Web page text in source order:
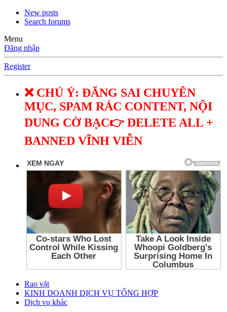
New posts
Search forums
Menu
Đăng nhập
Register
❌ CHÚ Ý: ĐĂNG SAI CHUYÊN
MỤC, SPAM RÁC CONTENT, NỘI
DUNG CỜ BẠC👉 DELETE ALL +
BANNED VĨNH VIỄN
Rao vặt
KINH DOANH DỊCH VỤ TỔNG HỢP
Dịch vụ khác